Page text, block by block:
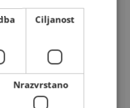
Ciljanost
Nrazvrstano